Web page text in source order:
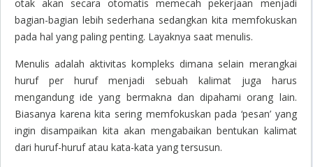
otak akan secara otomatis memecah pekerjaan menjadi
bagian-bagian lebih sederhana sedangkan kita memfokuskan
pada hal yang paling penting. Layaknya saat menulis.
Menulis adalah aktivitas kompleks dimana selain merangkai
huruf per huruf menjadi sebuah kalimat juga harus
mengandung ide yang bermakna dan dipahami orang lain.
Biasanya karena kita sering memfokuskan pada ‘pesan’ yang
ingin disampaikan kita akan mengabaikan bentukan kalimat
dari huruf-huruf atau kata-kata yang tersusun.